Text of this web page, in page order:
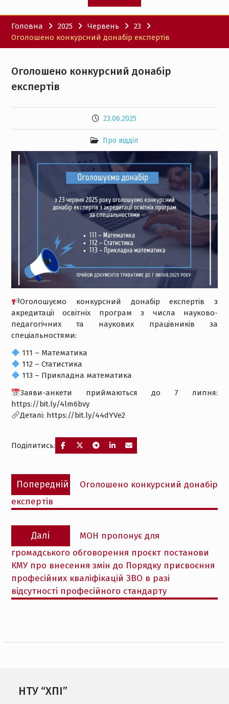
Головна 2025 Червень
23
Оголошено конкурсний донабір експертів
Оголошено конкурсний донабір
експертів
23.06.2025
Про відділ
Оголошуємо конкурсний донабір експертів з
акредитації освітніх програм з числа науково-
педагогічних та наукових працівників за
спеціальностями:
111 – Математика
112 – Статистика
113 – Прикладна математика
Заяви-анкети приймаються до 7 липня:
https://bit.ly/4lm6bvy
Деталі: https://bit.ly/44dYVe2
Поділитись:
Навігація
записів
Попередній
Попередній
запис:
Оголошено конкурсний донабір
експертів
Далі
Наступний
запис:
МОН пропонує для
громадського обговорення проєкт постанови
КМУ про внесення змін до Порядку присвоєння
професійних кваліфікацій ЗВО в разі
відсутності професійного стандарту
НТУ “ХПІ”